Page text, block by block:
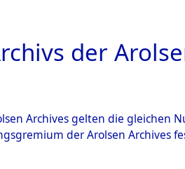
ÜBERSICHT BILD
der
Archives gelten die
der Arolsen Archives